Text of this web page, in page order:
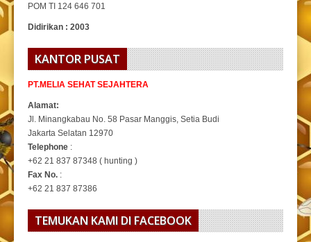
POM TI 124 646 701
Didirikan : 2003
KANTOR PUSAT
PT.MELIA SEHAT SEJAHTERA
Alamat:
Jl. Minangkabau No. 58 Pasar Manggis, Setia Budi
Jakarta Selatan 12970
Telephone :
+62 21 837 87348 ( hunting )
Fax No. :
+62 21 837 87386
TEMUKAN KAMI DI FACEBOOK